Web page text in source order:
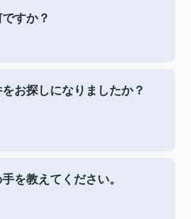
すか？
お探しになりましたか？
を教えてください。